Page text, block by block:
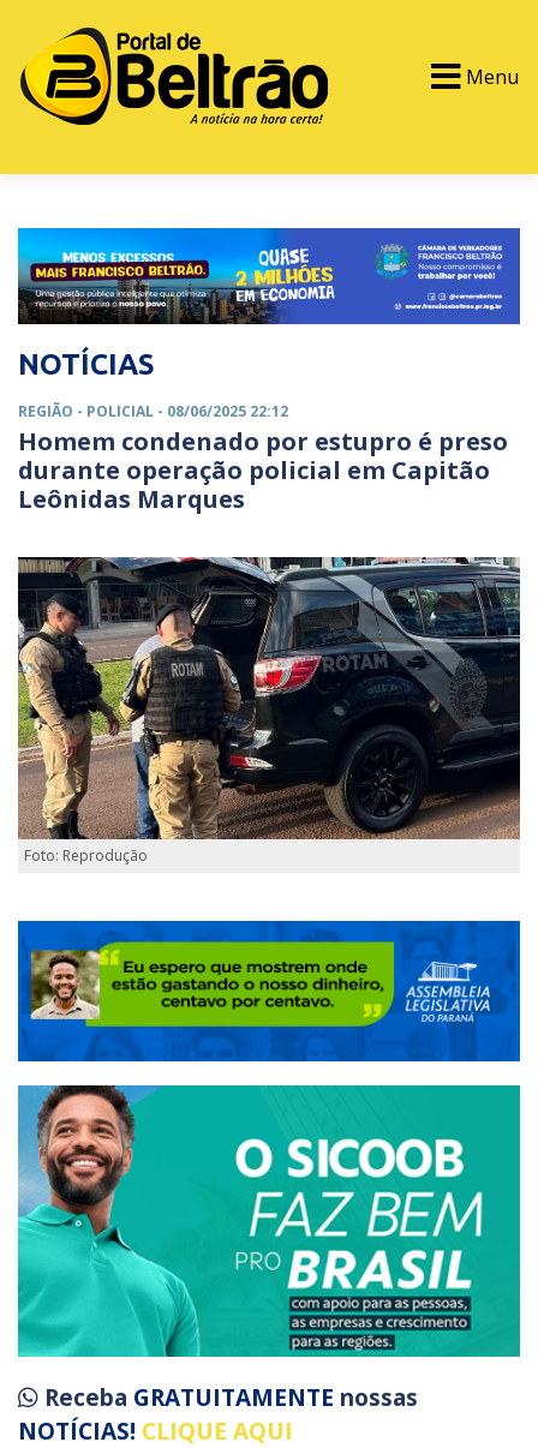
Menu
NOTÍCIAS
REGIÃO - POLICIAL - 08/06/2025 22:12
Homem condenado por estupro é preso
durante operação policial em Capitão
Leônidas Marques
Foto: Reprodução
Receba GRATUITAMENTE nossas
NOTÍCIAS! CLIQUE AQUI